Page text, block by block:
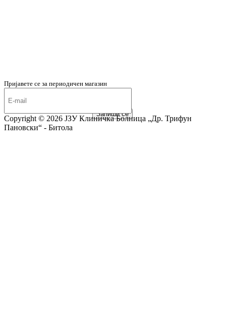
Пријавете се за периодичен магазин
Запиши се
Copyright © 2026 ЈЗУ Клиничка Болница „Др. Трифун
Пановски“ - Битола